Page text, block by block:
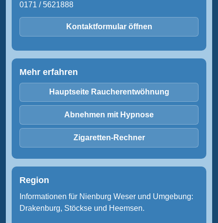
0171 / 5621888
Kontaktformular öffnen
Mehr erfahren
Hauptseite Raucherentwöhnung
Abnehmen mit Hypnose
Zigaretten-Rechner
Region
Informationen für Nienburg Weser und Umgebung:
Drakenburg, Stöckse und Heemsen.